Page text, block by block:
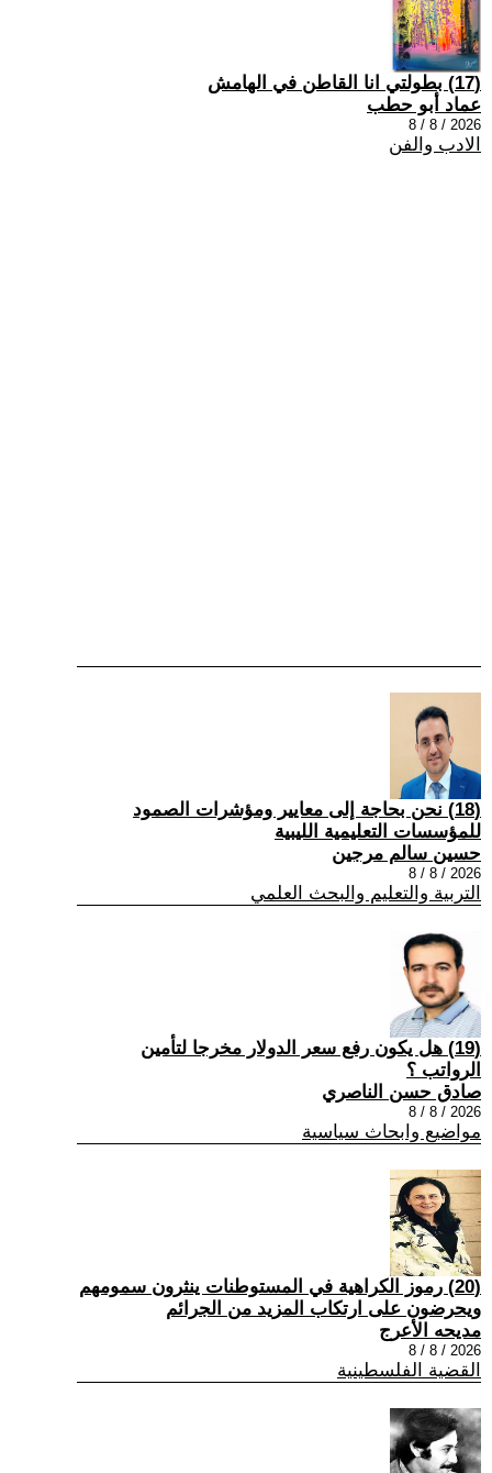
(17) بطولتي انا القاطن في الهامش
عماد أبو حطب
2026 / 8 / 8
الادب والفن
(18) نحن بحاجة إلى معايير ومؤشرات الصمود
للمؤسسات التعليمية الليبية
حسين سالم مرجين
2026 / 8 / 8
التربية والتعليم والبحث العلمي
(19) هل يكون رفع سعر الدولار مخرجا لتأمين
الرواتب ؟
صادق حسن الناصري
2026 / 8 / 8
مواضيع وابحاث سياسية
(20) رموز الكراهية في المستوطنات ينثرون سمومهم
ويحرضون على ارتكاب المزيد من الجرائم
مديحه الأعرج
2026 / 8 / 8
القضية الفلسطينية